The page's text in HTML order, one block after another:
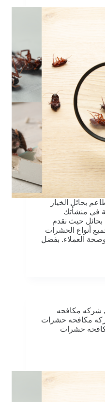
بحائل الخيار
في منشأتك
بحائل حيث نقدم
أنواع الحشرات
العملاء. بفضل
, شركه مكافحه
مكافحه حشرات
حشرات